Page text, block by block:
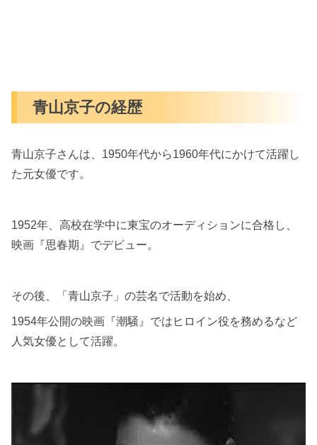
青山京子の経歴
青山京子さんは、1950年代から1960年代にかけて活躍し
た元女優です。
1952年、高校在学中に東宝のオーディションに合格し、
映画『思春期』でデビュー。
その後、「青山京子」の芸名で活動を始め、
1954年公開の映画『潮騒』ではヒロイン役を務めるなど
人気女優として活躍。